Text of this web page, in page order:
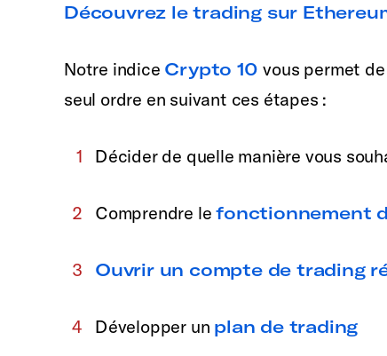
Découvrez le trading sur
Notre indice Crypto 10vous permet
seul ordre en suivant ces étapes :
Décider de quelle manière vous
Comprendre lefonctionnement
Ouvrir un compte de trading
Développer un plan de trading